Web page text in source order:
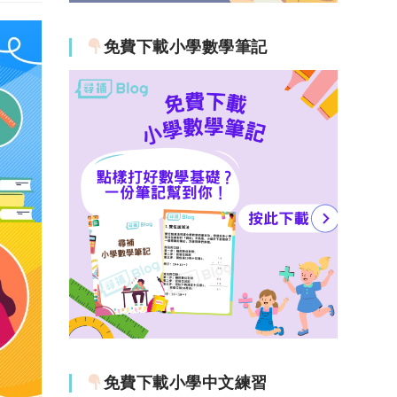
免費下載小學數學筆記
免費下載小學中文練習